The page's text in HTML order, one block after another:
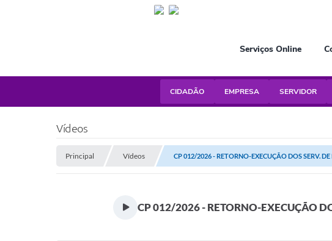
Serviços Online
CIDADÃO EMPRESA SERVIDOR
Vídeos
Principal Vídeos CP 012/2026 - RETORNO-EXECUÇÃO DOS SERV.
CP 012/2026 - RETORNO-EXECUÇÃO